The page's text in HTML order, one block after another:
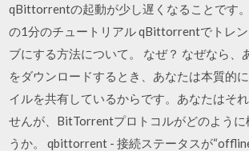
qBittorrentの起動が少し遅くなることです
の1分のチュートリアル qBittorrentでトレ
ブにする方法について。 なぜ？ なぜなら、
をダウンロードするとき、あなたは本質的
イルを共有しているからです。あなたはそ
せんが、BitTorrentプロトコルがどのように
うか。 qbittorrent - 接続ステータスが